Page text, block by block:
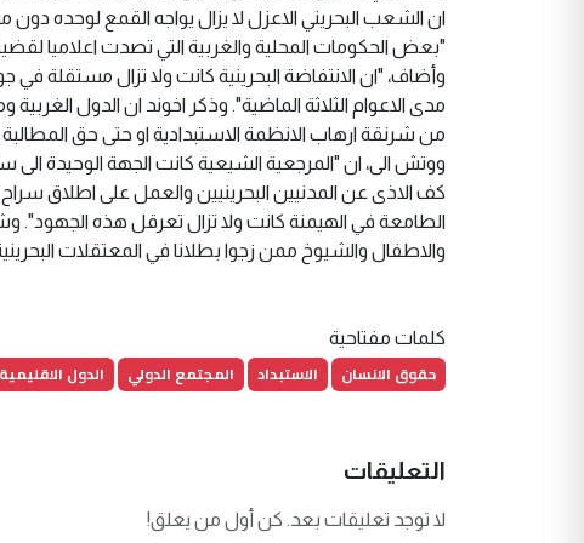
ان الشعب البحريني الاعزل لا يزال يواجه القمع لوحده
"بعض الحكومات المحلية والغربية التي تصدت اعلاميا
وأضاف، "ان الانتفاضة البحرينية كانت ولا تزال مستقلة
مدى الاعوام الثلاثة الماضية". وذكر اخوند ان الدول
من شرنقة ارهاب الانظمة الاستبدادية او حتى حق
ووتش الى، ان "المرجعية الشيعية كانت الجهة الوحيدة
كف الاذى عن المدنيين البحرينيين والعمل على اطلاق
الطامعة في الهيمنة كانت ولا تزال تعرقل هذه الجهود".
والاطفال والشيوخ ممن زجوا بطلانا في المعتقلات
كلمات مفتاحية
حقوق الانسان الاستبداد المجتمع الدولي الدول الاقليمية
التعليقات
لا توجد تعليقات بعد. كن أول من يعلق!